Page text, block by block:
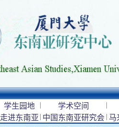
学生园地 | 学术空间 |
走进东南亚 | 中国东南亚研究会 | 马